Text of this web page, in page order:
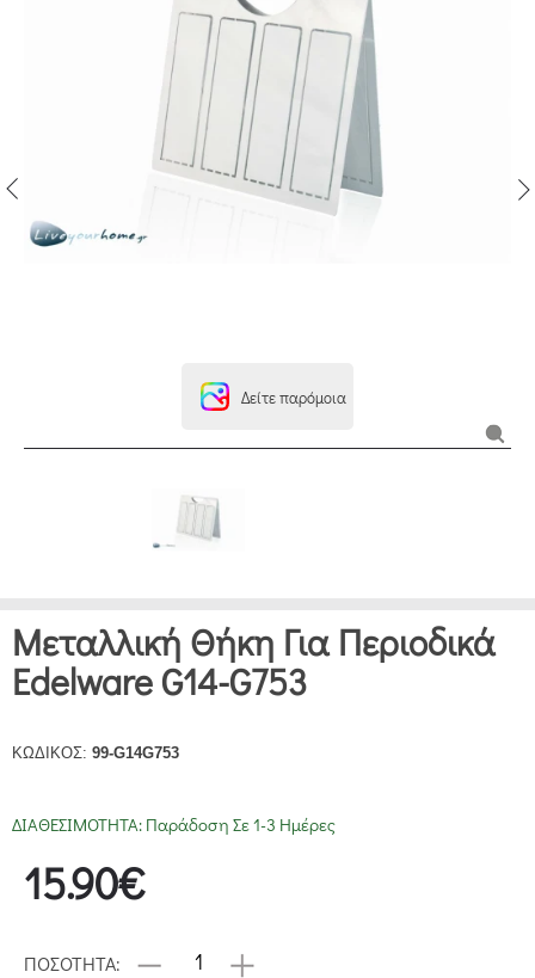
Δείτε παρόμοια
Μεταλλική Θήκη Για Περιοδικά
Edelware G14-G753
ΚΩΔΙΚΟΣ: 99-G14G753
ΔΙΑΘΕΣΙΜΟΤΗΤΑ: Παράδοση Σε 1-3 Ημέρες
15.90€
ΠΟΣΟΤΗΤΑ: